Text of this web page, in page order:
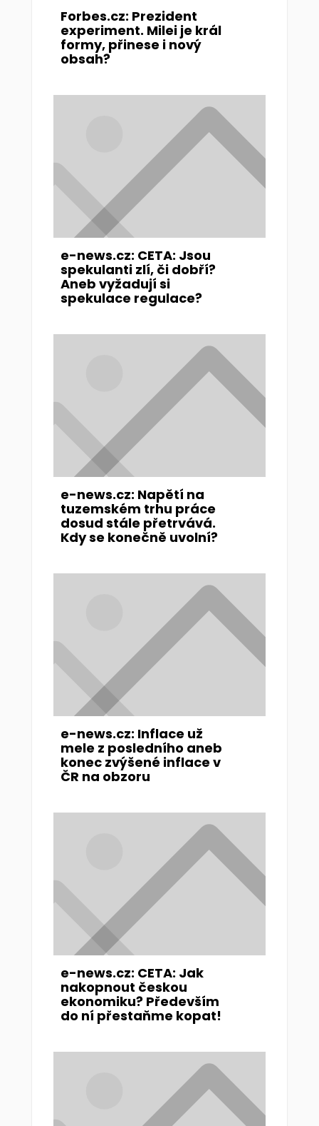
Forbes.cz: Prezident
experiment. Milei je král
formy, přinese i nový
obsah?
e-news.cz: CETA: Jsou
spekulanti zlí, či dobří?
Aneb vyžadují si
spekulace regulace?
e-news.cz: Napětí na
tuzemském trhu práce
dosud stále přetrvává.
Kdy se konečně uvolní?
e-news.cz: Inflace už
mele z posledního aneb
konec zvýšené inflace v
ČR na obzoru
e-news.cz: CETA: Jak
nakopnout českou
ekonomiku? Především
do ní přestaňme kopat!